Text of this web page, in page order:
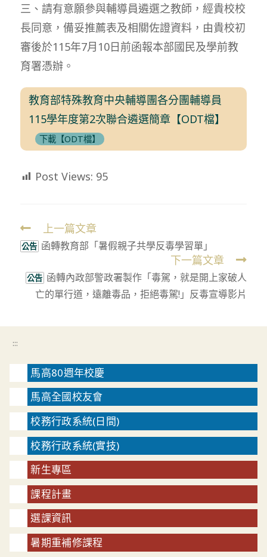
三、請有意願參與輔導員遴選之教師，經貴校校
長同意，備妥推薦表及相關佐證資料，由貴校初
審後於115年7月10日前函報本部國民及學前教
育署憑辦。
教育部特殊教育中央輔導團各分團輔導員
115學年度第2次聯合遴選簡章【ODT檔】
下載【ODT檔】
Post Views: 95
Read
more
上一篇文章
公告 函轉教育部「暑假親子共學反毒學習單」
下一篇文章
公告 函轉內政部警政署製作「毒駕，就是開上家破人
亡的單行道，遠離毒品，拒絕毒駕!」反毒宣導影片
:::
馬高80週年校慶
馬高全國校友會
校務行政系統(日間)
校務行政系統(實技)
新生專區
課程計畫
選課資訊
暑期重補修課程